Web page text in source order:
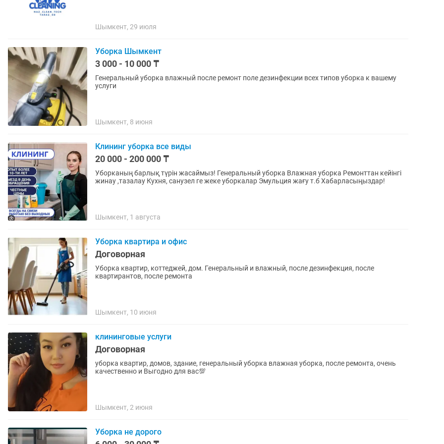
Шымкент, 29 июля
Уборка Шымкент
3 000 - 10 000 ₸
Генеральный уборка влажный после ремонт поле дезинфекции всех типов уборка к вашему
услуги
Шымкент, 8 июня
Клининг уборка все виды
20 000 - 200 000 ₸
Уборканың барлық түрін жасаймыз! Генеральный уборка Влажная уборка Ремонттан кейінгі
жинау ,тазалау Кухня, санузел ге жеке уборкалар Эмульция жағу т.б Хабарласыңыздар!
Шымкент, 1 августа
Уборка квартира и офис
Договорная
Уборка квартир, коттеджей, дом. Генеральный и влажный, после дезинфекция, после
квартирантов, после ремонта
Шымкент, 10 июня
клининговые услуги
Договорная
уборка квартир, домов, здание, генеральный уборка влажная уборка, после ремонта, очень
качественно и Выгодно для вас💯
Шымкент, 2 июня
Уборка не дорого